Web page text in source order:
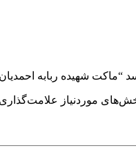
“ماکت شهیده ربابه
موردنیاز